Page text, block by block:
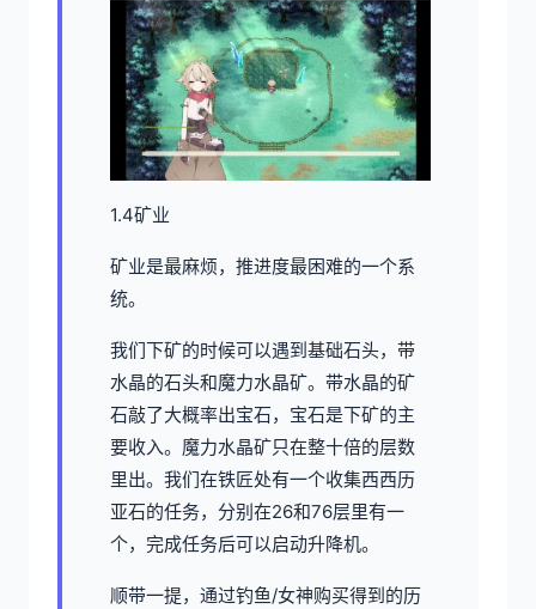
1.4矿业
矿业是最麻烦，推进度最困难的一个系
统。
我们下矿的时候可以遇到基础石头，带
水晶的石头和魔力水晶矿。带水晶的矿
石敲了大概率出宝石，宝石是下矿的主
要收入。魔力水晶矿只在整十倍的层数
里出。我们在铁匠处有一个收集西西历
亚石的任务，分别在26和76层里有一
个，完成任务后可以启动升降机。
顺带一提，通过钓鱼/女神购买得到的历